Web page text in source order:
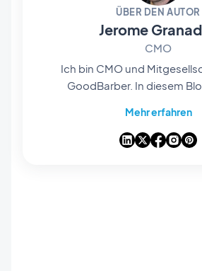
ÜBER DEN AUTOR
Jerome
CMO
Ich bin CMO und
GoodBarber. In diesem Blog teile ich
GoodBarber herausholen
den Trends, die die Mobile- und
Mehr erfahren